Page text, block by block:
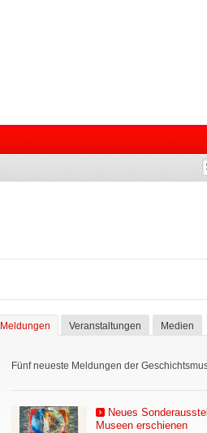
Meldungen Veranstaltungen Medien
Fünf neueste Meldungen der
Neues
Museen erschienen